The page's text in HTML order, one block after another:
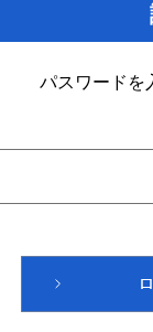
パスワードを